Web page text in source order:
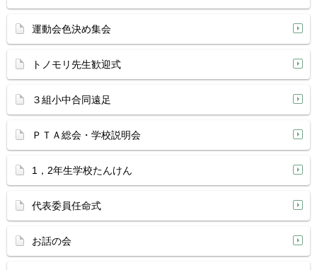
運動会色決め集会
トノモリ先生歓迎式
３組小中合同遠足
ＰＴＡ総会・学校説明会
1，2年生学校たんけん
代表委員任命式
お話の会